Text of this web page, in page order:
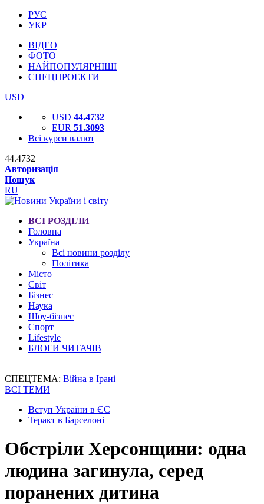
РУС
УКР
ВІДЕО
ФОТО
НАЙПОПУЛЯРНІШІ
СПЕЦПРОЕКТИ
USD
USD 44.4732
EUR 51.3093
Всі курси валют
44.4732
Авторизація
Пошук
RU
ВСІ РОЗДІЛИ
Головна
Україна
Всі новини розділу
Політика
Місто
Світ
Бізнес
Наука
Шоу-бізнес
Спорт
Lifestyle
БЛОГИ ЧИТАЧІВ
СПЕЦТЕМА: Війна в Ірані
ВСІ ТЕМИ
Вступ України в ЄС
Теракт в Барселоні
Обстріли Херсонщини: одна
людина загинула, серед
поранених дитина